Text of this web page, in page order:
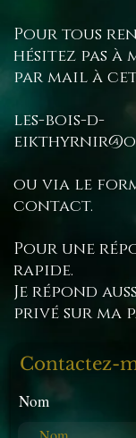
d’attente de
autres, il
voir cela
Pour tous
hésitez pas
par mail à
les-bois-d-
ou via le
contact.
Pour une
rapide.
Je répond
privé sur ma
Contactez-
Nom